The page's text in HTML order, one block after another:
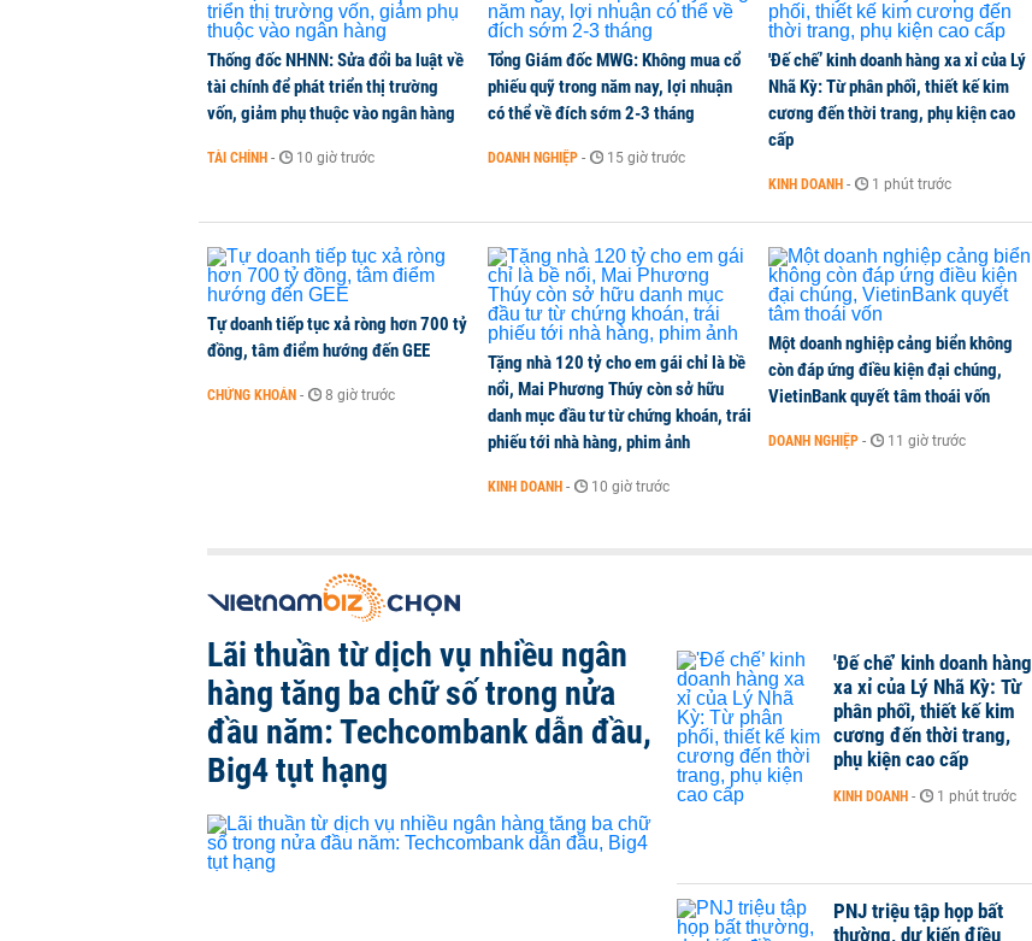
Thống đốc NHNN: Sửa đổi ba luật về
tài chính để phát triển thị trường
vốn, giảm phụ thuộc vào ngân hàng
TÀI CHÍNH - 10 giờ trước
Tổng Giám đốc MWG: Không mua cổ
phiếu quỹ trong năm nay, lợi nhuận
có thể về đích sớm 2-3 tháng
DOANH NGHIỆP - 15 giờ trước
'Đế chế’ kinh doanh hàng xa xỉ của Lý
Nhã Kỳ: Từ phân phối, thiết kế kim
cương đến thời trang, phụ kiện cao
cấp
KINH DOANH - 1 phút trước
Tự doanh tiếp tục xả ròng hơn 700 tỷ
đồng, tâm điểm hướng đến GEE
CHỨNG KHOÁN - 8 giờ trước
Tặng nhà 120 tỷ cho em gái chỉ là bề
nổi, Mai Phương Thúy còn sở hữu
danh mục đầu tư từ chứng khoán, trái
phiếu tới nhà hàng, phim ảnh
KINH DOANH - 10 giờ trước
Một doanh nghiệp cảng biển không
còn đáp ứng điều kiện đại chúng,
VietinBank quyết tâm thoái vốn
DOANH NGHIỆP - 11 giờ trước
Lãi thuần từ dịch vụ nhiều ngân
hàng tăng ba chữ số trong nửa
đầu năm: Techcombank dẫn đầu,
Big4 tụt hạng
'Đế chế’ kinh doanh hàng
xa xỉ của Lý Nhã Kỳ: Từ
phân phối, thiết kế kim
cương đến thời trang,
phụ kiện cao cấp
KINH DOANH - 1 phút trước
PNJ triệu tập họp bất
thường, dự kiến điều